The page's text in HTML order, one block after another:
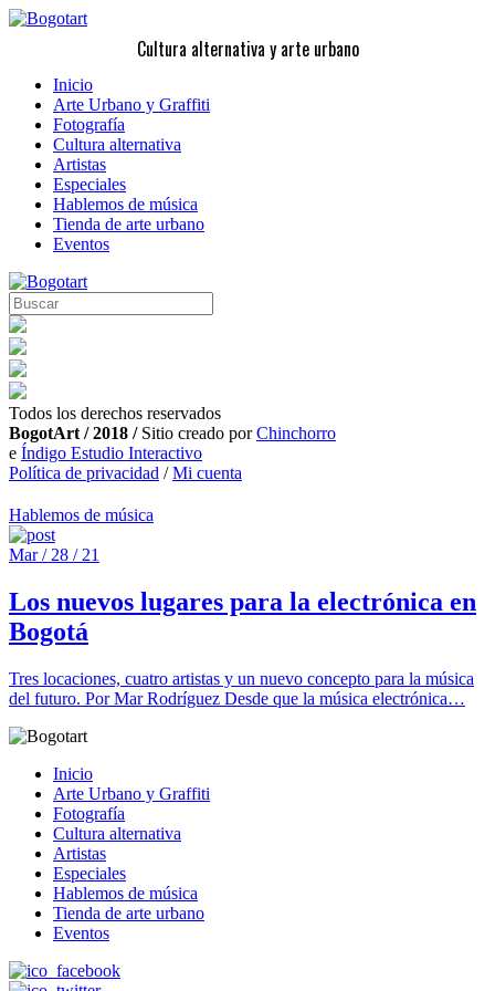
Cultura alternativa y arte urbano
Inicio
Arte Urbano y Graffiti
Fotografía
Cultura alternativa
Artistas
Especiales
Hablemos de música
Tienda de arte urbano
Eventos
Todos los derechos reservados
BogotArt / 2018 /Sitio creado porChinchorro
e Índigo Estudio Interactivo
Política de privacidad /Mi cuenta
Hablemos de música
Mar / 28 / 21
Los nuevos lugares para la electrónica en
Bogotá
Tres locaciones, cuatro artistas y un nuevo concepto para la música
del futuro. Por Mar Rodríguez Desde que la música electrónica…
Inicio
Arte Urbano y Graffiti
Fotografía
Cultura alternativa
Artistas
Especiales
Hablemos de música
Tienda de arte urbano
Eventos